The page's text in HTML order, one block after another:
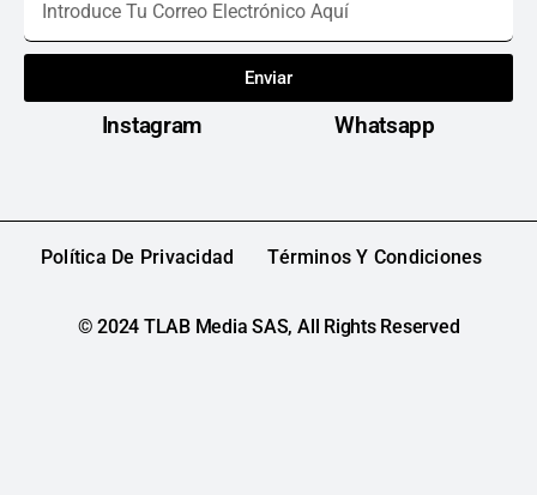
Enviar
Instagram Whatsapp
Política De Privacidad Términos Y Condiciones
© 2024 TLAB Media SAS, All Rights Reserved​